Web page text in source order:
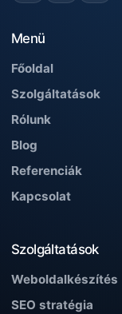
Menü
Főoldal
Szolgáltatások
Rólunk
Blog
Referenciák
Kapcsolat
Szolgáltatások
Weboldalkészítés
SEO stratégia